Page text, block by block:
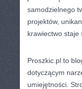
samodzielnego
projektów,
krawiectwo staje
Proszkic.pl to
dotyczącym
umiejętności.